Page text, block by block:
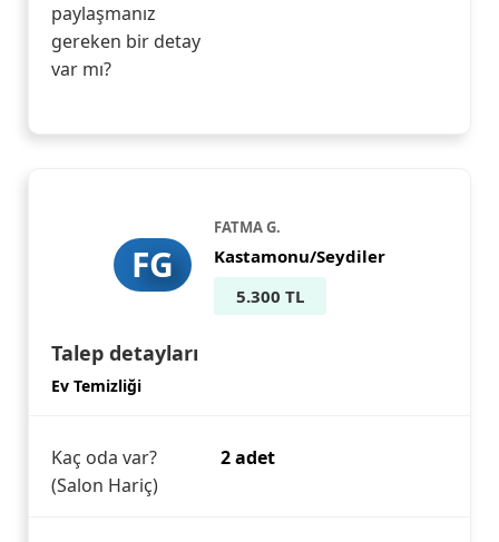
paylaşmanız
gereken bir detay
var mı?
FG
FATMA G.
Kastamonu/Seydiler
5.300 TL
Talep detayları
Ev Temizliği
Kaç oda var?
(Salon Hariç)
2 adet